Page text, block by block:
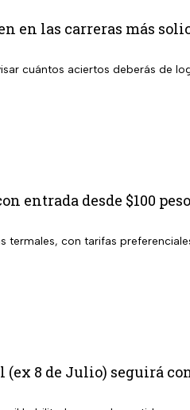
en las carreras más
cuántos aciertos deberás de
entrada desde $100
termales, con tarifas
8 de Julio) seguirá